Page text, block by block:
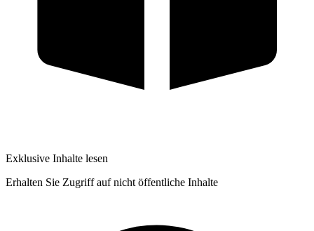
Exklusive Inhalte lesen
Erhalten Sie Zugriff auf nicht öffentliche Inhalte